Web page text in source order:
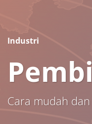
Industri
Cara mudah